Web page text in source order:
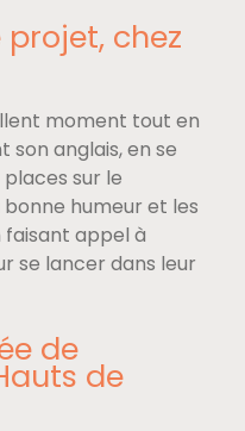
chez
moment tout en
anglais, en se
sur le
humeur et les
appel à
se lancer dans leur
de
de